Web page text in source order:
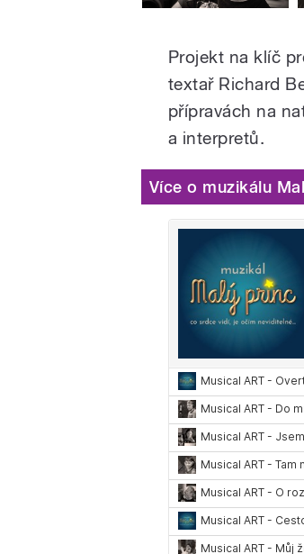
Projekt na klíč
textař Richard
přípravách na
a interpretů.
Více o muzikálu